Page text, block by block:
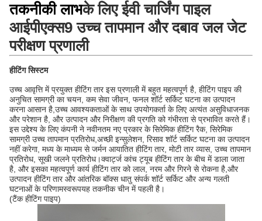
तकनीकी लाभके लिए ईवी चार्जिंग पाइल
आईपीएक्स9 उच्च तापमान और दबाव जल जेट
परीक्षण प्रणाली
हीटिंग सिस्टम
उच्च आवृत्ति में प्रयुक्त हीटिंग तार इस प्रणाली में बहुत महत्वपूर्ण है, हीटिंग पाइप की
अनुचित सामग्री का चयन, कम सेवा जीवन, फनल शॉर्ट सर्किट घटना का उत्पादन
करना आसान है,उच्च आवश्यकताओं के साथ उपयोगकर्ता के लिए अत्यंत असुविधाजनक
और परेशान है, और उत्पादन और निरीक्षण की प्रगति को गंभीरता से प्रभावित करते हैं।
इस उद्देश्य के लिए कंपनी ने नवीनतम नए प्रकार के सिरेमिक हीटिंग रैक, सिरेमिक
सामग्री उच्च तापमान प्रतिरोध,अच्छी इन्सुलेशन, रिसाव शॉर्ट सर्किट घटना का उत्पादन
नहीं करेगा, मध्य के माध्यम से जर्मन आयातित हीटिंग तार, मोटी तार व्यास, उच्च तापमान
प्रतिरोध, सूखी जलने प्रतिरोध।क्वार्ट्ज कांच ट्यूब हीटिंग तार के बीच में डाला जाता
है, और इसका महत्वपूर्ण कार्य हीटिंग तार को लाल, नरम और गिरने से रोकना है,और
उत्पादन हीटिंग तार और आंतरिक बॉक्स धातु संपर्क शॉर्ट सर्किट और अन्य गलती
घटनाओं के परिणामस्वरूपयह तकनीक चीन में पहली है।
(टैंक हीटिंग पाइप)